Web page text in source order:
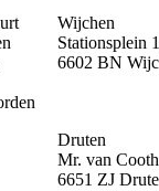
Wijchen
Stationsplein 1
6602 BN
Druten
Mr. van
6651 ZJ